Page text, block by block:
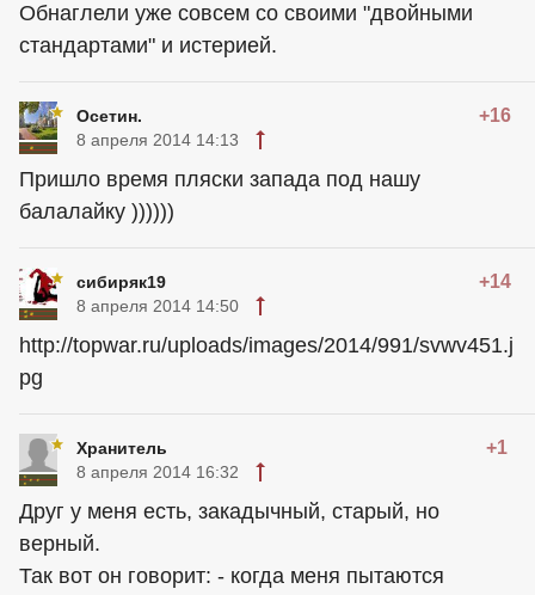
Обнаглели уже совсем со своими "двойными
стандартами" и истерией.
Осетин. +16
8 апреля 2014 14:13
Пришло время пляски запада под нашу
балалайку ))))))
сибиряк19 +14
8 апреля 2014 14:50
http://topwar.ru/uploads/images/2014/991/svwv451.j
pg
Хранитель +1
8 апреля 2014 16:32
Друг у меня есть, закадычный, старый, но
верный.
Так вот он говорит: - когда меня пытаются